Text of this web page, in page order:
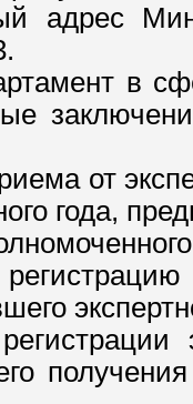
адрес
в
от
года,